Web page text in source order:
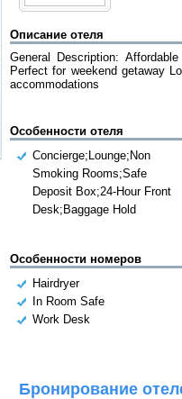
Описание отеля
General Description:
Perfect for weekend getaway
accommodations
Особенности отеля
Concierge;Lounge;Non
Smoking Rooms;Safe
Deposit Box;24-Hour Front
Desk;Baggage Hold
Особенности номеров
Hairdryer
In Room Safe
Work Desk
Бронирование